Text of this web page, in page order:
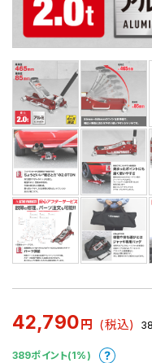
42,790 円 (税込)
389ポイント(1%)